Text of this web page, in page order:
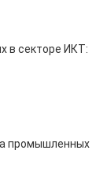
в секторе ИКТ:
промышленных